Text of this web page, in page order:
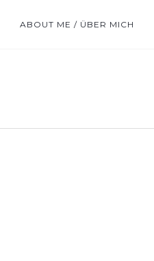
ABOUT ME / ÜBER MICH